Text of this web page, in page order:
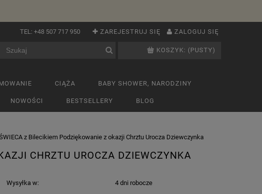
ZAREJESTRUJ SIĘ ZALOGUJ SIĘ
TEL: +48 507 717 950
KOSZYK: (PUSTY)
CIĄŻA BABY SHOWER, NARODZINY
NOWOŚCI BESTSELLERY BLOG
z Bilecikiem Podziękowanie z okazji Chrztu Urocza Dziewczynka
CHRZTU UROCZA DZIEWCZYNKA
Wysyłka w: 4 dni robocze